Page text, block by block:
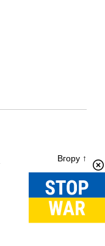
Вгору ↑